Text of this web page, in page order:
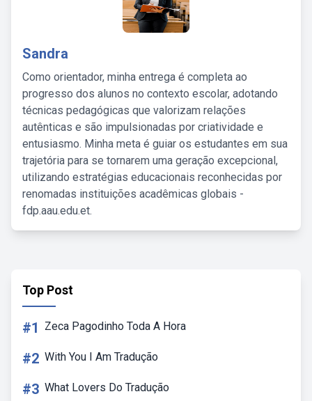
Sandra
Como orientador, minha entrega é completa ao
progresso dos alunos no contexto escolar, adotando
técnicas pedagógicas que valorizam relações
autênticas e são impulsionadas por criatividade e
entusiasmo. Minha meta é guiar os estudantes em sua
trajetória para se tornarem uma geração excepcional,
utilizando estratégias educacionais reconhecidas por
renomadas instituições acadêmicas globais -
fdp.aau.edu.et.
Top Post
#1 Zeca Pagodinho Toda A Hora
#2 With You I Am Tradução
#3 What Lovers Do Tradução